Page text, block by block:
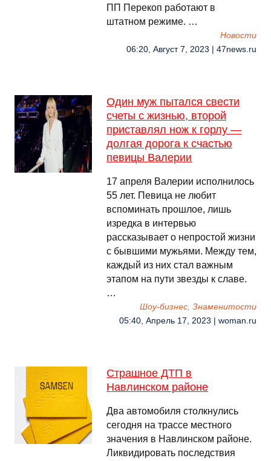
ПП Перекоп работают в
штатном режиме. …
Новости
06:20, Август 7, 2023 | 47news.ru
Один муж пытался свести
счеты с жизнью, второй
приставлял нож к горлу —
долгая дорога к счастью
певицы Валерии
17 апреля Валерии исполнилось
55 лет. Певица не любит
вспоминать прошлое, лишь
изредка в интервью
рассказывает о непростой жизни
с бывшими мужьями. Между тем,
каждый из них стал важным
этапом на пути звезды к славе.
…
Шоу-бизнес, Знаменитости
05:40, Апрель 17, 2023 | woman.ru
Страшное ДТП в
Навлинском районе
Два автомобиля столкнулись
сегодня на трассе местного
значения в Навлинском районе.
Ликвидировать последствия